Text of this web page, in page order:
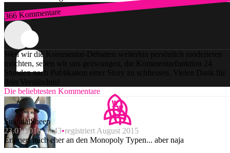
366 Kommentare
Zum Login
Weil wir die Kommentar-Debatten weiterhin persönlich moderieren
möchten, sehen wir uns gezwungen, die Kommentarfunktion 24
Stunden nach Publikation einer Story zu schliessen. Vielen Dank für
dein Verständnis!
Die beliebtesten Kommentare
SuicidalSheep
23.01.2016 16:43 registriert August 2015
Erinnert mich eher an den Monopoly Typen... aber naja